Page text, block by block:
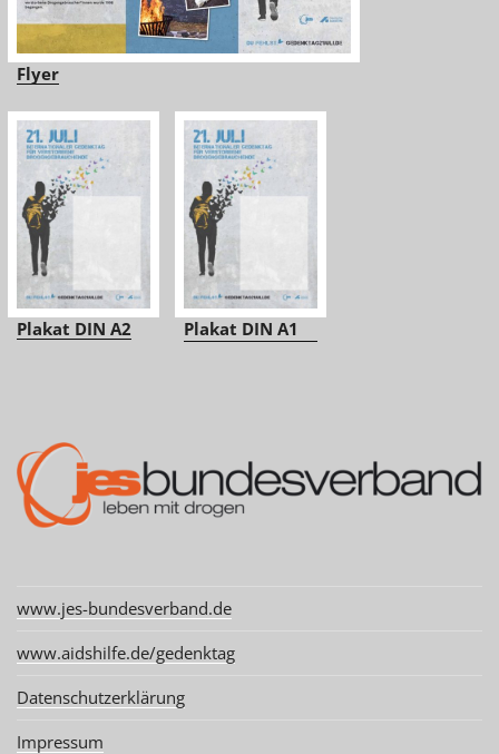
Flyer
Plakat DIN A2 Plakat DIN A1
www.jes-bundesverband.de
www.aidshilfe.de/gedenktag
Datenschutzerklärung
Impressum